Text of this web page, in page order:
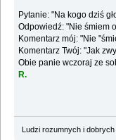
Pytanie: "Na kogo dziś
Odpowiedź: "Nie śmiem
Komentarz mój: "Nie
Komentarz Twój: "Jak
Obie panie wczoraj ze
R.
Ludzi rozumnych i